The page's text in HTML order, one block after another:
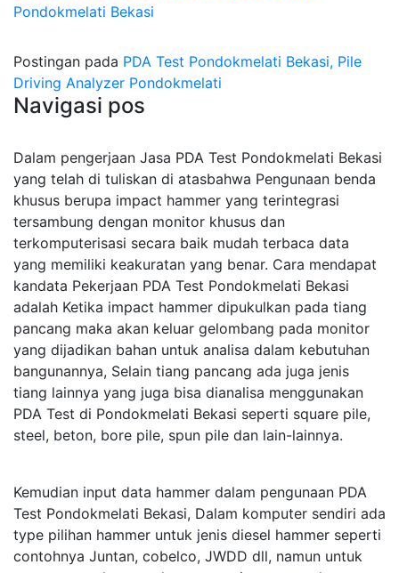
Pondokmelati Bekasi
Postingan pada PDA Test Pondokmelati Bekasi, Pile
Driving Analyzer Pondokmelati
Navigasi pos
Dalam pengerjaan Jasa PDA Test Pondokmelati Bekasi
yang telah di tuliskan di atasbahwa Pengunaan benda
khusus berupa impact hammer yang terintegrasi
tersambung dengan monitor khusus dan
terkomputerisasi secara baik mudah terbaca data
yang memiliki keakuratan yang benar. Cara mendapat
kandata Pekerjaan PDA Test Pondokmelati Bekasi
adalah Ketika impact hammer dipukulkan pada tiang
pancang maka akan keluar gelombang pada monitor
yang dijadikan bahan untuk analisa dalam kebutuhan
bangunannya, Selain tiang pancang ada juga jenis
tiang lainnya yang juga bisa dianalisa menggunakan
PDA Test di Pondokmelati Bekasi seperti square pile,
steel, beton, bore pile, spun pile dan lain-lainnya.
Kemudian input data hammer dalam pengunaan PDA
Test Pondokmelati Bekasi, Dalam komputer sendiri ada
type pilihan hammer untuk jenis diesel hammer seperti
contohnya Juntan, cobelco, JWDD dll, namun untuk